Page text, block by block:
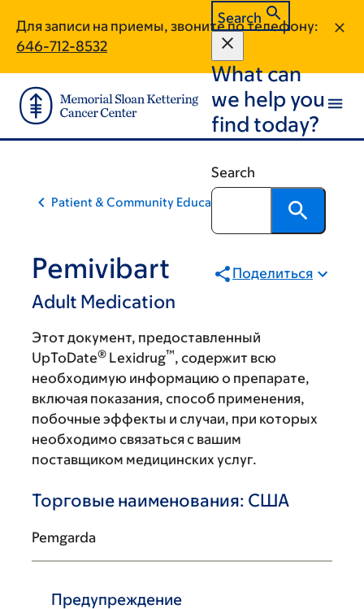
main
content
footer
Для записи на приемы, звоните по телефону:
646-712-8532
Search
What can
we help you
find today?
Search
Patient & Community Education
Pemivibart
Adult Medication
Поделиться
Этот документ, предоставленный
UpToDate® Lexidrug™, содержит всю
необходимую информацию о препарате,
включая показания, способ применения,
побочные эффекты и случаи, при которых
необходимо связаться с вашим
поставщиком медицинских услуг.
Торговые наименования: США
Pemgarda
Предупреждение